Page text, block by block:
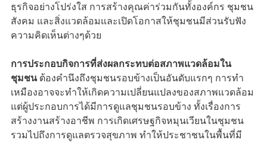
ธุรกิจอย่างโปร่งใส การสร้างคุณค่าร่วมกันทั้งองค์กร ชุมชน
สังคม และสิ่งแวดล้อมและเปิดโอกาสให้ชุมชนมีส่วนรับฟัง
ความคิดเห็นต่างๆด้วย
การประกอบกิจการที่ส่งผลกระทบต่อสภาพแวดล้อมใน
ชุมชน ต้องคำนึงถึงชุมชนรอบข้างเป็นอันดับแรกๆ การทำ
เหมืองอาจจะทำให้เกิดความเปลี่ยนแปลงของสภาพแวดล้อม
แต่ผู้ประกอบการได้มีการดูแลชุมชนรอบข้าง ทั้งเรื่องการ
สร้างงานสร้างอาชีพ การเกิดเศรษฐกิจหมุนเวียนในชุมชน
รวมไปถึงการดูแลตรวจสุขภาพ ทำให้ประชาชนในพื้นที่มี